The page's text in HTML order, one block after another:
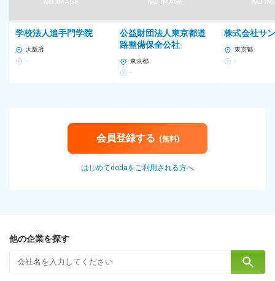
学校法人追手門学院
大阪府
-
公益財団法人東京都道
路整備保全公社
東京都
-
株式会社サ
東京都
-
会員登録する (無料)
はじめてdodaをご利用される方へ
他の企業を探す